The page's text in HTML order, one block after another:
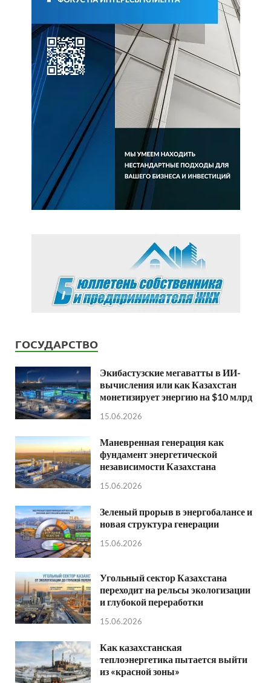
ГОСУДАРСТВО
Экибастузские мегаватты в ИИ-
вычисления или как Казахстан
монетизирует энергию на $10 млрд
15.06.2026
Маневренная генерация как
фундамент энергетической
независимости Казахстана
15.06.2026
Зеленый прорыв в энергобалансе и
новая структура генерации
15.06.2026
Угольный сектор Казахстана
переходит на рельсы экологизации
и глубокой переработки
15.06.2026
Как казахстанская
теплоэнергетика пытается выйти
из «красной зоны»